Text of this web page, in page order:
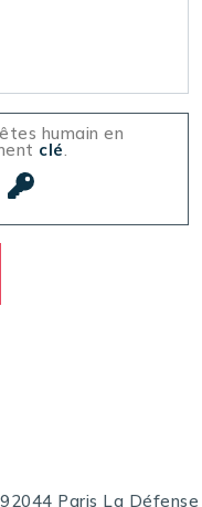
humain en
clé
Paris La Défense